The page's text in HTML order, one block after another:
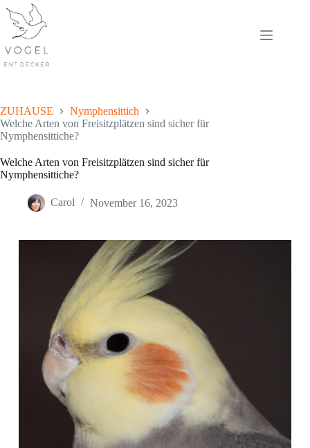
content
ZUHAUSE
Nymphensittich
Welche Arten von Freisitzplätzen sind sicher für
Nymphensittiche?
Welche Arten von Freisitzplätzen sind sicher für
Nymphensittiche?
Carol November 16, 2023